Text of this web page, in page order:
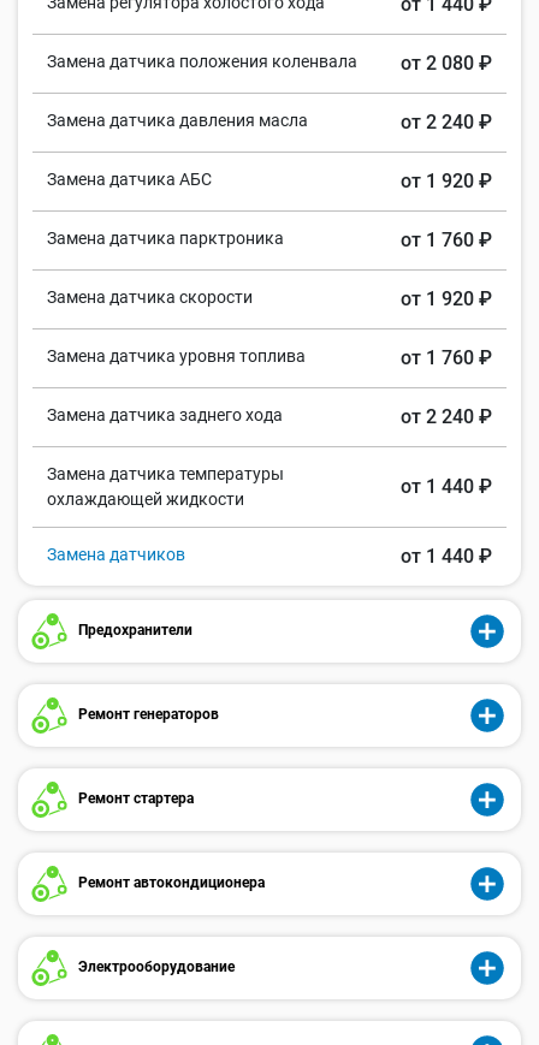
Замена датчика положения коленвала от 2 080 ₽
Замена датчика давления масла от 2 240 ₽
Замена датчика АБС от 1 920 ₽
Замена датчика парктроника от 1 760 ₽
Замена датчика скорости от 1 920 ₽
Замена датчика уровня топлива от 1 760 ₽
Замена датчика заднего хода от 2 240 ₽
Замена датчика температуры
охлаждающей жидкости
от 1 440 ₽
Замена датчиков от 1 440 ₽
Предохранители
Ремонт генераторов
Ремонт стартера
Ремонт автокондиционера
Электрооборудование